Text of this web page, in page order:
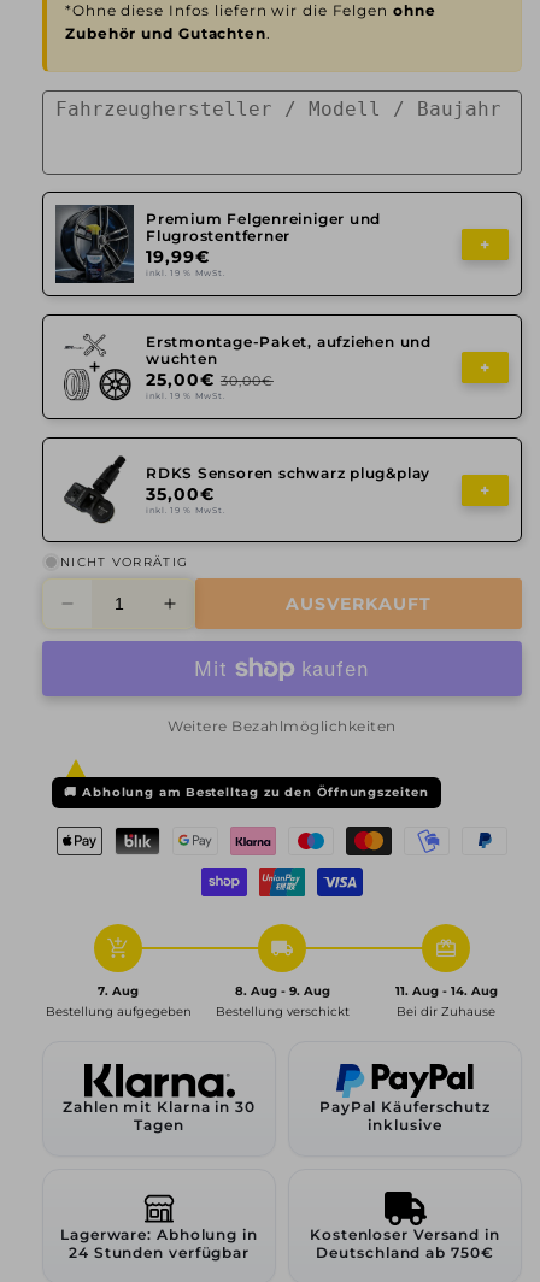
*Ohne diese Infos liefern wir die Felgen ohne
Zubehör und Gutachten.
Premium Felgenreiniger und
Flugrostentferner
19,99€
inkl. 19 % MwSt.
+
Erstmontage-Paket, aufziehen und
wuchten
25,00€ 30,00€
inkl. 19 % MwSt.
+
RDKS Sensoren schwarz plug&play
35,00€
inkl. 19 % MwSt.
+
NICHT VORRÄTIG
Verringere
die
9x19
ET20
5x112
66,5,
Erhöhe
die
Menge
Alutec,
ET20
5x112
66,5,
diamant-
schwarz
AUSVERKAUFT
Weitere Bezahlmöglichkeiten
🚚 Abholung am Bestelltag zu den Öffnungszeiten
add_shopping_cart
7. Aug
Bestellung aufgegeben
local_shipping
8. Aug - 9. Aug
Bestellung verschickt
redeem
11. Aug - 14. Aug
Bei dir Zuhause
Zahlen mit Klarna in 30
Tagen
PayPal Käuferschutz
inklusive
Lagerware: Abholung in
24 Stunden verfügbar
Kostenloser Versand in
Deutschland ab 750€